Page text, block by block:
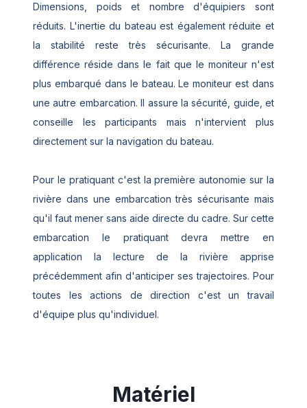
Dimensions, poids et nombre d'équipiers sont
réduits. L'inertie du bateau est également réduite et
la stabilité reste très sécurisante. La grande
différence réside dans le fait que le moniteur n'est
plus embarqué dans le bateau. Le moniteur est dans
une autre embarcation. Il assure la sécurité, guide, et
conseille les participants mais n'intervient plus
directement sur la navigation du bateau.
Pour le pratiquant c'est la première autonomie sur la
rivière dans une embarcation très sécurisante mais
qu'il faut mener sans aide directe du cadre. Sur cette
embarcation le pratiquant devra mettre en
application la lecture de la rivière apprise
précédemment afin d'anticiper ses trajectoires. Pour
toutes les actions de direction c'est un travail
d'équipe plus qu'individuel.
Matériel